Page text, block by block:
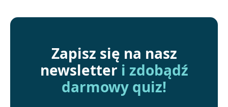
Zapisz się na nasz
newsletter i zdobądź
darmowy quiz!